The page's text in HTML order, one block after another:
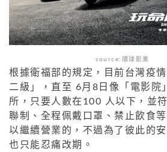
source:環球影業
根據衛福部的規定，目前台灣疫
二級」，直至 6月8日像「電影院
所，只要人數在100 人以下，並
聯制、全程佩戴口罩、禁止飲食
以繼續營業的，不過為了彼此的
也只能忍痛改期。